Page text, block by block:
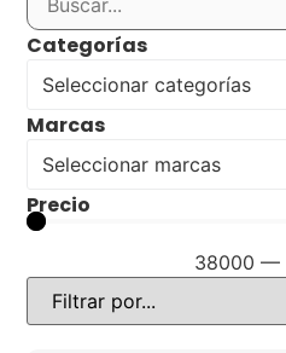
Categorías
Seleccionar categorías
Marcas
Seleccionar marcas
Precio
38000 —